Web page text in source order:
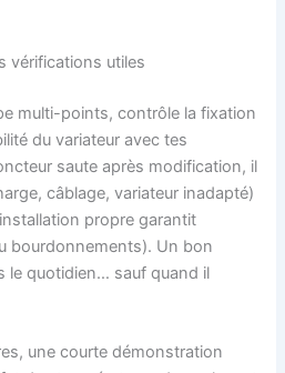
vérifications utiles
multi-points, contrôle la fixation
du variateur avec tes
saute après modification, il
câblage, variateur inadapté)
propre garantit
bourdonnements). Un bon
le quotidien… sauf quand il
une courte démonstration